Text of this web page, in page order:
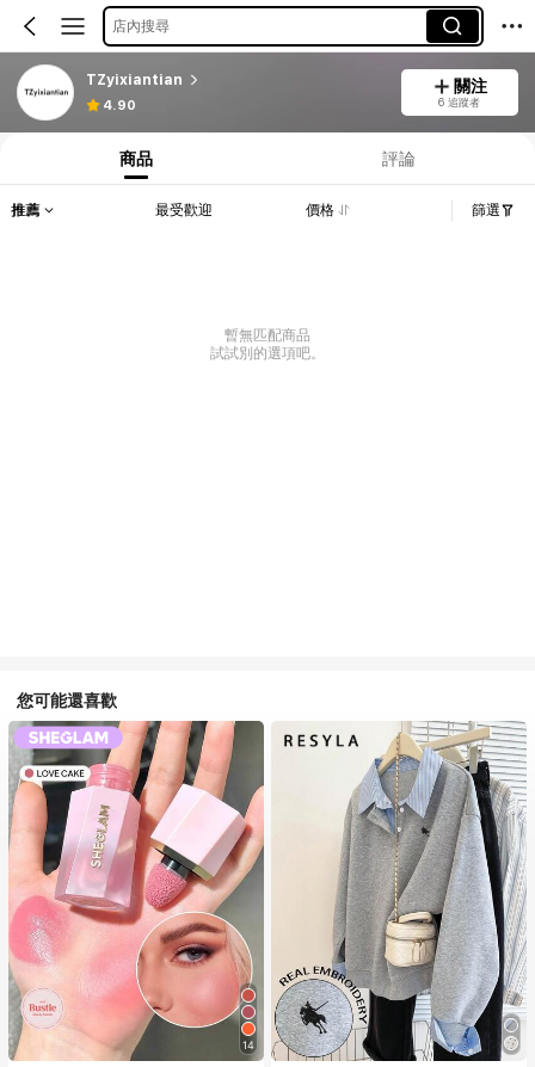
店內搜尋
TZyixiantian
4.90
關注
6 追蹤者
商品 評論
推薦 最受歡迎 價格 篩選
暫無匹配商品
試試別的選項吧。
您可能還喜歡
14